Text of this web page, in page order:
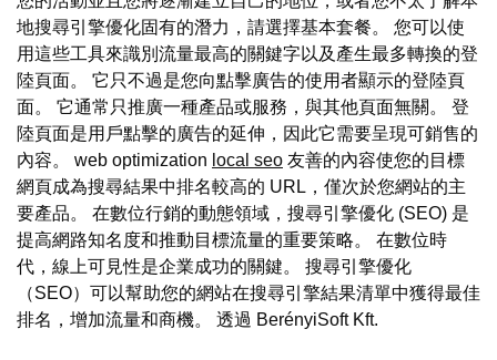
地搜尋引擎優化固有的潛力，請選擇基本套餐。 您可以使
用這些工具來識別流量最高的關鍵字以及產生最多轉換的登
陸頁面。 它只不過是您向點擊廣告的使用者顯示的登陸頁
面。 它通常只推廣一種產品或服務，與其他頁面無關。 登
陸頁面是用戶點擊的廣告的延伸，因此它需要呈現可銷售的
內容。 web optimization local seo 友善的內容使您的目標
網頁成為搜尋結果中排名較高的 URL，僅次於您網站的主
要產品。 在數位行銷的動態領域，搜尋引擎優化 (SEO) 是
提高網路知名度和推動目標流量的重要策略。 在數位時
代，線上可見性是企業成功的關鍵。 搜尋引擎優化
（SEO）可以幫助您的網站在搜尋引擎結果清單中獲得最佳
排名，增加流量和商機。 透過 BerényiSoft Kft.